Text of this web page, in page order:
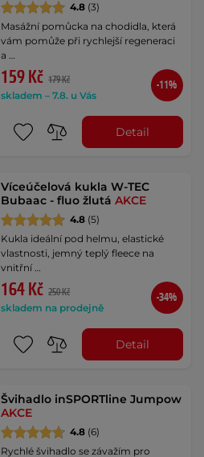
4.8 (3)
Masážní pomůcka na chodidla, která
vám pomůže při rychlejší regeneraci
a …
159 Kč 179 Kč
skladem – 7.8. u Vás
-11%
Detail
Víceúčelová kukla W-TEC
Bubaac - fluo žlutáAKCE
4.8 (5)
Kukla ideální pod helmu, elastické
vlastnosti, jemný teplý fleece na
vnitřní …
164 Kč 250 Kč
skladem na prodejně
-34%
Detail
Švihadlo inSPORTline Jumpow
AKCE
4.8 (6)
Rychlé švihadlo se závažím pro